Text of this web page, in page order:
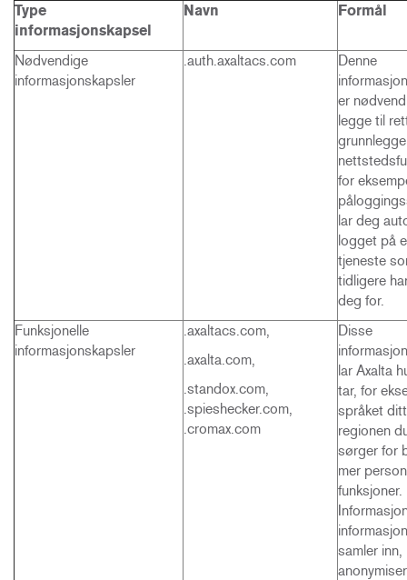
Type
informasjonskapsel
Navn Formål
Nødvendige
informasjonskapsler
.auth.axaltacs.com
Denne
er
legge til
for
lar deg
logget på
tjeneste
tidligere
deg for.
Funksjonelle
informasjonskapsler
.axaltacs.com,
.axalta.com,
.standox.com,
.spieshecker.com,
.cromax.com
Disse
lar Axalta
tar, for
språket
regionen
sørger for
mer
funksjoner.
samler